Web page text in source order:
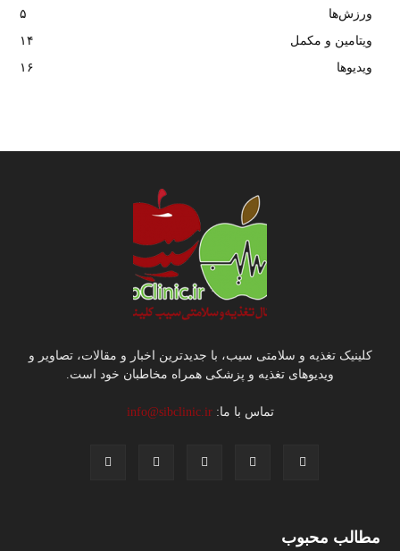
ورزش‌ها
۵
ویتامین و مکمل
۱۴
ویدیوها
۱۶
کلینیک تغذیه و سلامتی سیب، با جدیدترین اخبار و مقالات، تصاویر و
ویدیوهای تغذیه و پزشکی همراه مخاطبان خود است.
تماس با ما:info@sibclinic.ir
مطالب محبوب